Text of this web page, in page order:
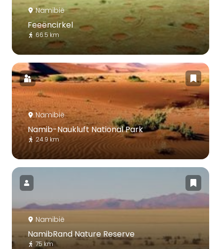
Namibië
Feeëncirkel
66.5 km
Namibië
Namib-Naukluft National Park
24.9 km
Namibië
NamibRand Nature Reserve
75 km